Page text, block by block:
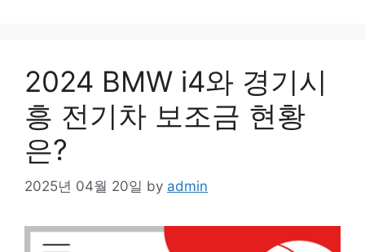
2024 BMW i4와 경기시
흥 전기차 보조금 현황
은?
2025년 04월 20일 by admin